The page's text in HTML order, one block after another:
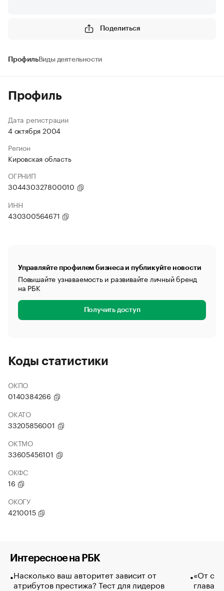
Поделиться
ПрофильВиды деятельности
Профиль
Дата регистрации
4 октября 2004
Регион
Кировская область
ОГРНИП
304430327800010
ИНН
430300564671
Управляйте профилем бизнеса и публикуйте новости
Повышайте узнаваемость и развивайте личный бренд
на РБК
Получить доступ
Коды статистики
ОКПО
0140384266
ОКАТО
33205856001
ОКТМО
33605456101
ОКФС
16
ОКОГУ
4210015
Интересное на РБК
Насколько ваш авторитет зависит от
атрибутов престижа? Тест для лидеров
«От
глава